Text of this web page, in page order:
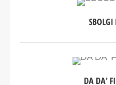
SBOLGI
DA DA'